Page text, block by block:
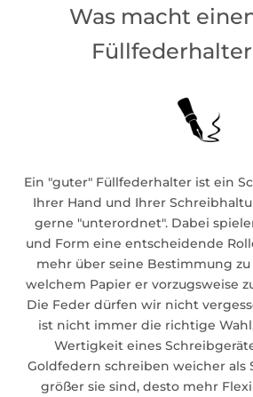
Was macht
Füllfederhalter
Ein "guter" Füllfederhalter ist ein
Ihrer Hand und Ihrer
gerne "unterordnet". Dabei
und Form eine entscheidende
mehr über seine Bestimmung
welchem Papier er vorzugsweise
Die Feder dürfen wir nicht
ist nicht immer die richtige
Wertigkeit eines
Goldfedern schreiben weicher als
größer sie sind, desto mehr